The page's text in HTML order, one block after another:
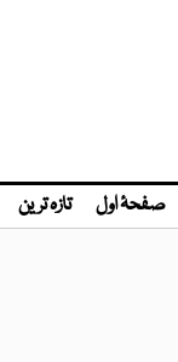
صفحۂ اول تازہ ترین